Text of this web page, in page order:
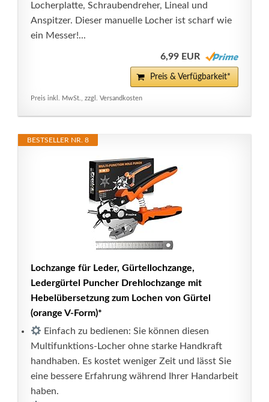
Locherplatte, Schraubendreher, Lineal und
Anspitzer. Dieser manuelle Locher ist scharf wie
ein Messer!...
6,99 EUR
Preis & Verfügbarkeit*
Preis inkl. MwSt., zzgl. Versandkosten
BESTSELLER NR. 8
Lochzange für Leder, Gürtellochzange,
Ledergürtel Puncher Drehlochzange mit
Hebelübersetzung zum Lochen von Gürtel
(orange V-Form)*
Einfach zu bedienen: Sie können diesen
Multifunktions-Locher ohne starke Handkraft
handhaben. Es kostet weniger Zeit und lässt Sie
eine bessere Erfahrung während Ihrer Handarbeit
haben.